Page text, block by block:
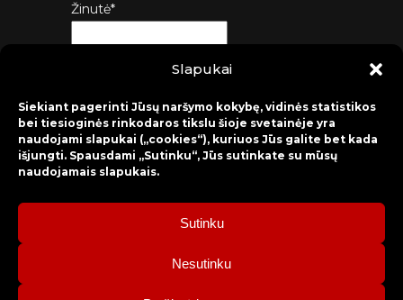
Slapukai
Siekiant pagerinti Jūsų naršymo kokybę, vidinės statistikos
bei tiesioginės rinkodaros tikslu šioje svetainėje yra
naudojami slapukai („cookies“), kuriuos Jūs galite bet kada
išjungti. Spausdami „Sutinku“, Jūs sutinkate su mūsų
naudojamais slapukais.
Sutinku
Nesutinku
Žinutė*
2026 © Raseinių rajono kultūros centras